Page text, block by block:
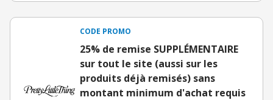
CODE PROMO
25% de remise SUPPLÉMENTAIRE
sur tout le site (aussi sur les
produits déjà remisés) sans
montant minimum d'achat requis